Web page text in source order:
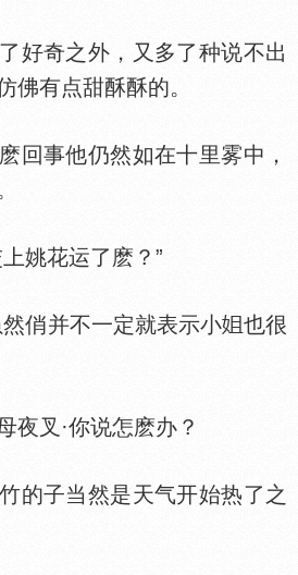
奇之外，又多了种说不出
佛有点甜酥酥的。
事他仍然如在十里雾中，
姚花运了麽？”
俏并不一定就表示小
也很
夜叉·你说怎麽办？
子当然是天气开始热了之